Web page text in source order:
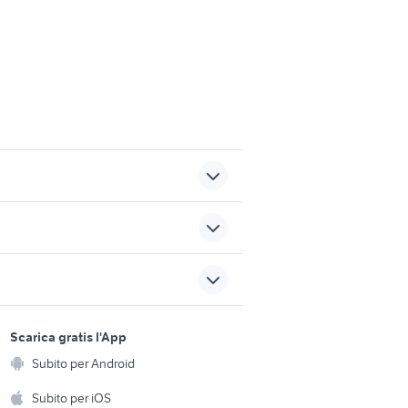
Piano
e
Scarica gratis l'App
Subito per Android
Subito per iOS